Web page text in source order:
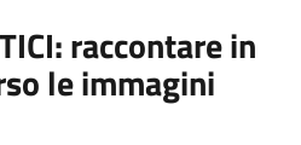
raccontare in
le immagini